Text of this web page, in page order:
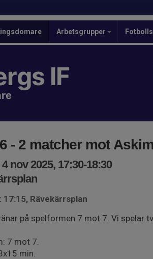
Arbetsgrupper
IF
- 2 matcher mot
nov 2025, 17:30-18:30
17:15, Rävekärrsplan
på spelformen 7 mot 7. Vi spelar
7 mot 7.
min.